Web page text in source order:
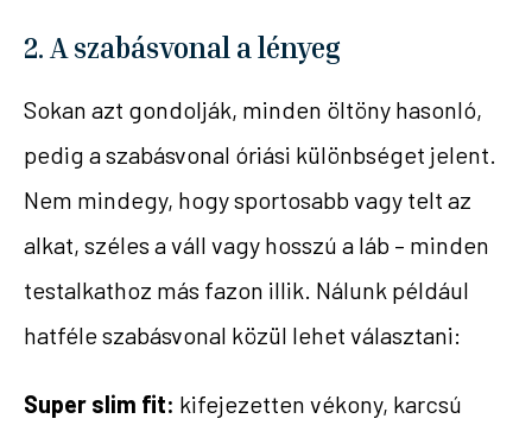
2. A szabásvonal a lényeg
Sokan azt gondolják, minden öltöny hasonló,
pedig a szabásvonal óriási különbséget jelent.
Nem mindegy, hogy sportosabb vagy telt az
alkat, széles a váll vagy hosszú a láb – minden
testalkathoz más fazon illik. Nálunk például
hatféle szabásvonal közül lehet választani:
Super slim fit: kifejezetten vékony, karcsú